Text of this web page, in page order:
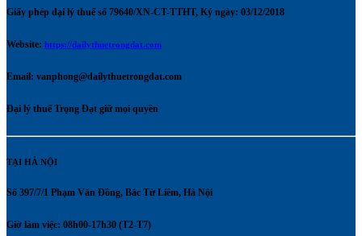
Giấy phép đại lý thuế số 79640/XN-CT-TTHT, Ký ngày: 03/12/2018
Website: https://dailythuetrongdat.com
Email: vanphong@dailythuetrongdat.com
Đại lý thuế Trọng Đạt giữ mọi quyền
TẠI HÀ NỘI
Số 397/7/1 Phạm Văn Đồng, Bắc Từ Liêm, Hà Nội
Giờ làm việc: 08h00-17h30 (T2-T7)